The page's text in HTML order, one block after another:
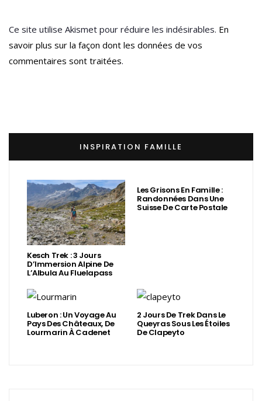
Ce site utilise Akismet pour réduire les indésirables. En
savoir plus sur la façon dont les données de vos
commentaires sont traitées.
INSPIRATION FAMILLE
Kesch Trek : 3 Jours
D’Immersion Alpine De
L’Albula Au Fluelapass
Les Grisons En Famille :
Randonnées Dans Une
Suisse De Carte Postale
Luberon : Un Voyage Au
Pays Des Châteaux, De
Lourmarin À Cadenet
2 Jours De Trek Dans Le
Queyras Sous Les Étoiles
De Clapeyto